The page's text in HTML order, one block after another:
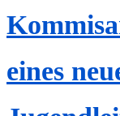
eines